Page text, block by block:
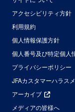
アクセシビリティ方針
利用規約
個人情報保護方針
個人番号及び特定個人
プライバシーポリシー
JFAカスタマーハラス
アーカイブ
メディアの皆様へ